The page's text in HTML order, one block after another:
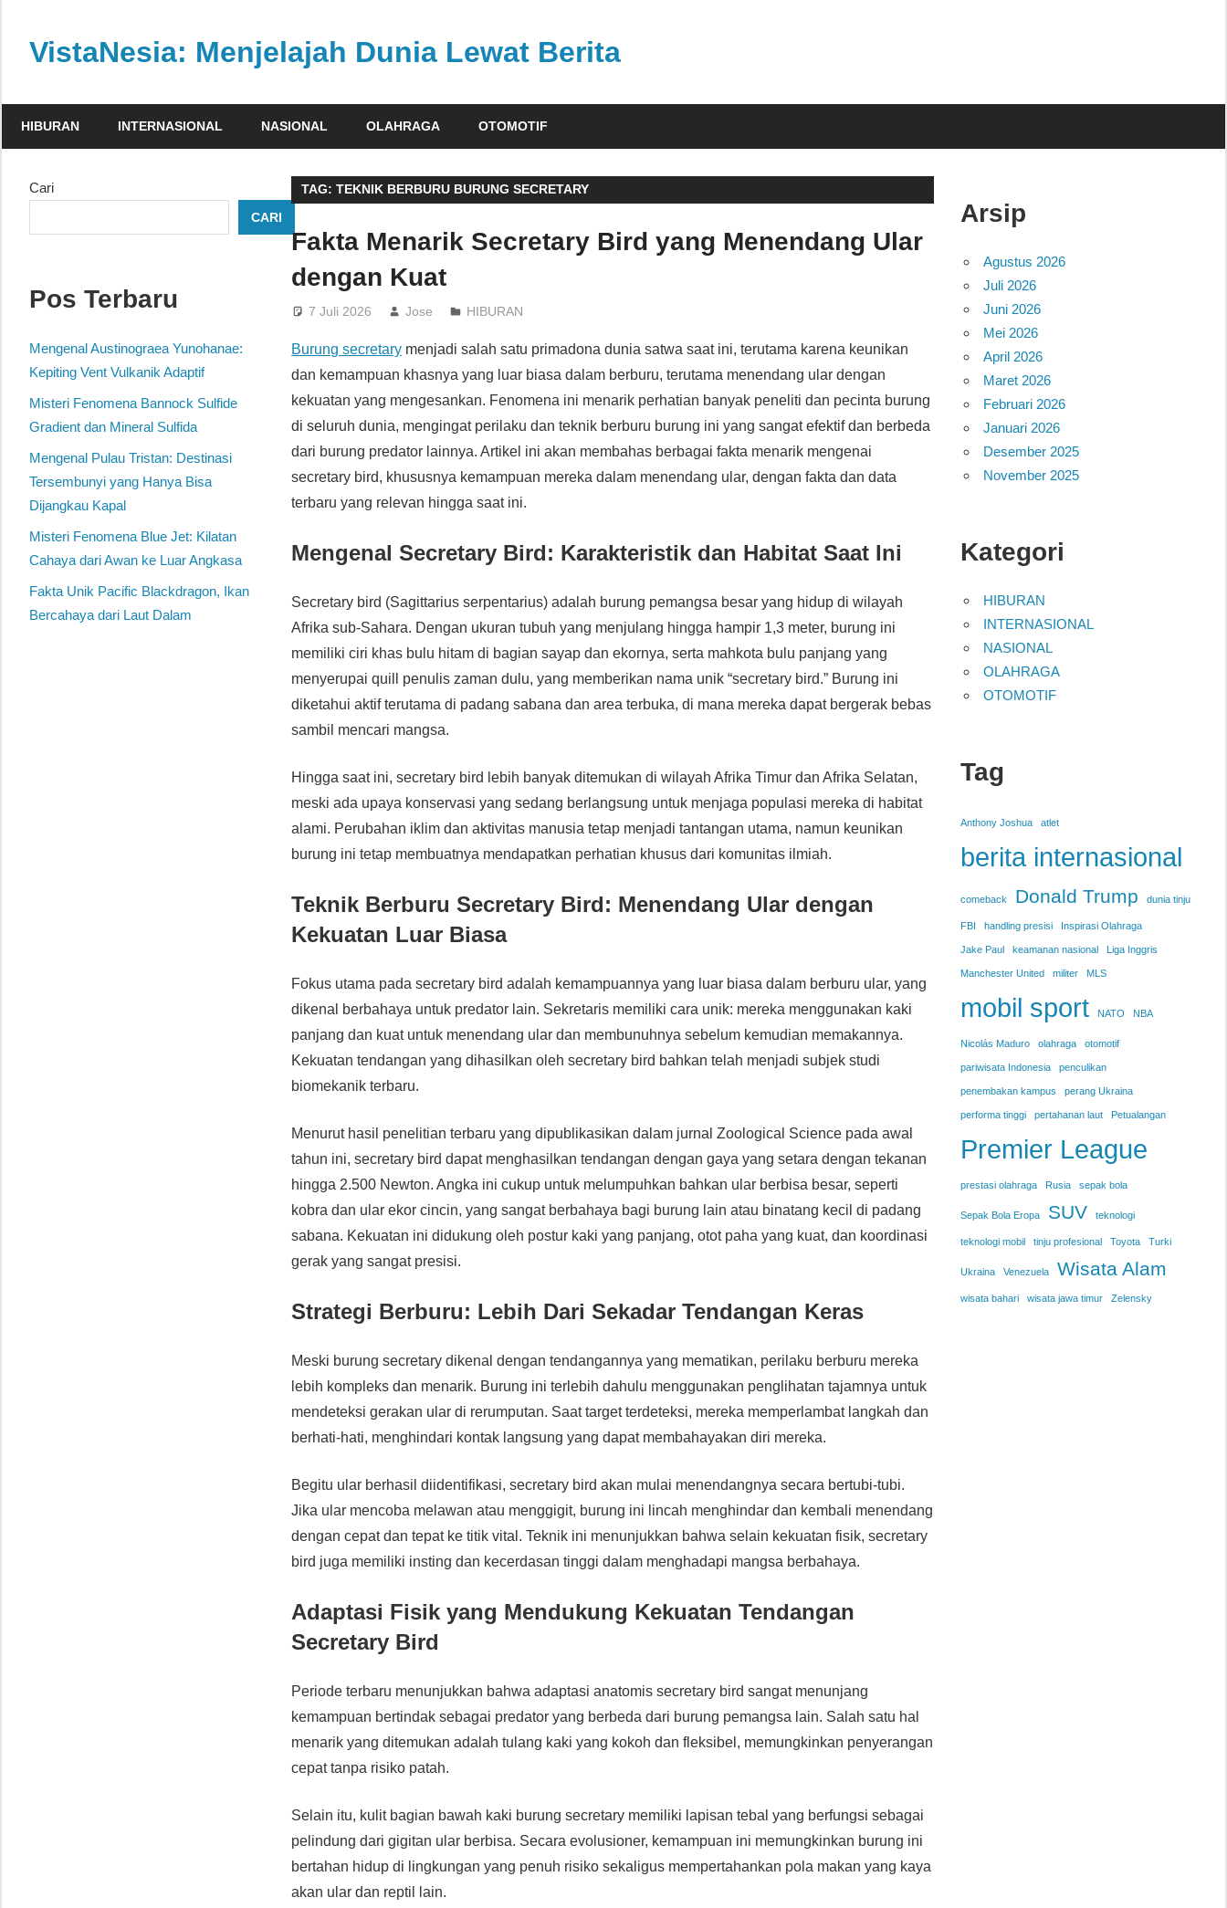
contentVistaNesia: Menjelajah Dunia Lewat Berita
dan
dalam
platform
HIBURAN INTERNASIONAL NASIONAL OLAHRAGA OTOMOTIF
TAG:TEKNIK BERBURU BURUNG SECRETARY
Fakta Menarik Secretary Bird yang Menendang Ular
dengan Kuat
7 Juli 2026 Jose HIBURAN
Burung secretary menjadi salah satu primadona dunia satwa saat ini, terutama karena keunikan
dan kemampuan khasnya yang luar biasa dalam berburu, terutama menendang ular dengan
kekuatan yang mengesankan. Fenomena ini menarik perhatian banyak peneliti dan pecinta burung
di seluruh dunia, mengingat perilaku dan teknik berburu burung ini yang sangat efektif dan berbeda
dari burung predator lainnya. Artikel ini akan membahas berbagai fakta menarik mengenai
secretary bird, khususnya kemampuan mereka dalam menendang ular, dengan fakta dan data
terbaru yang relevan hingga saat ini.
Mengenal Secretary Bird: Karakteristik dan Habitat Saat Ini
Secretary bird (Sagittarius serpentarius) adalah burung pemangsa besar yang hidup di wilayah
Afrika sub-Sahara. Dengan ukuran tubuh yang menjulang hingga hampir 1,3 meter, burung ini
memiliki ciri khas bulu hitam di bagian sayap dan ekornya, serta mahkota bulu panjang yang
menyerupai quill penulis zaman dulu, yang memberikan nama unik “secretary bird.” Burung ini
diketahui aktif terutama di padang sabana dan area terbuka, di mana mereka dapat bergerak bebas
sambil mencari mangsa.
Hingga saat ini, secretary bird lebih banyak ditemukan di wilayah Afrika Timur dan Afrika Selatan,
meski ada upaya konservasi yang sedang berlangsung untuk menjaga populasi mereka di habitat
alami. Perubahan iklim dan aktivitas manusia tetap menjadi tantangan utama, namun keunikan
burung ini tetap membuatnya mendapatkan perhatian khusus dari komunitas ilmiah.
Teknik Berburu Secretary Bird: Menendang Ular dengan
Kekuatan Luar Biasa
Fokus utama pada secretary bird adalah kemampuannya yang luar biasa dalam berburu ular, yang
dikenal berbahaya untuk predator lain. Sekretaris memiliki cara unik: mereka menggunakan kaki
panjang dan kuat untuk menendang ular dan membunuhnya sebelum kemudian memakannya.
Kekuatan tendangan yang dihasilkan oleh secretary bird bahkan telah menjadi subjek studi
biomekanik terbaru.
Menurut hasil penelitian terbaru yang dipublikasikan dalam jurnal Zoological Science pada awal
tahun ini, secretary bird dapat menghasilkan tendangan dengan gaya yang setara dengan tekanan
hingga 2.500 Newton. Angka ini cukup untuk melumpuhkan bahkan ular berbisa besar, seperti
kobra dan ular ekor cincin, yang sangat berbahaya bagi burung lain atau binatang kecil di padang
sabana. Kekuatan ini didukung oleh postur kaki yang panjang, otot paha yang kuat, dan koordinasi
gerak yang sangat presisi.
Strategi Berburu: Lebih Dari Sekadar Tendangan Keras
Meski burung secretary dikenal dengan tendangannya yang mematikan, perilaku berburu mereka
lebih kompleks dan menarik. Burung ini terlebih dahulu menggunakan penglihatan tajamnya untuk
mendeteksi gerakan ular di rerumputan. Saat target terdeteksi, mereka memperlambat langkah dan
berhati-hati, menghindari kontak langsung yang dapat membahayakan diri mereka.
Begitu ular berhasil diidentifikasi, secretary bird akan mulai menendangnya secara bertubi-tubi.
Jika ular mencoba melawan atau menggigit, burung ini lincah menghindar dan kembali menendang
dengan cepat dan tepat ke titik vital. Teknik ini menunjukkan bahwa selain kekuatan fisik, secretary
bird juga memiliki insting dan kecerdasan tinggi dalam menghadapi mangsa berbahaya.
Adaptasi Fisik yang Mendukung Kekuatan Tendangan
Secretary Bird
Periode terbaru menunjukkan bahwa adaptasi anatomis secretary bird sangat menunjang
kemampuan bertindak sebagai predator yang berbeda dari burung pemangsa lain. Salah satu hal
menarik yang ditemukan adalah tulang kaki yang kokoh dan fleksibel, memungkinkan penyerangan
cepat tanpa risiko patah.
Selain itu, kulit bagian bawah kaki burung secretary memiliki lapisan tebal yang berfungsi sebagai
pelindung dari gigitan ular berbisa. Secara evolusioner, kemampuan ini memungkinkan burung ini
bertahan hidup di lingkungan yang penuh risiko sekaligus mempertahankan pola makan yang kaya
akan ular dan reptil lain.
Cari
CARI
Pos Terbaru
Mengenal Austinograea Yunohanae:
Kepiting Vent Vulkanik Adaptif
Misteri Fenomena Bannock Sulfide
Gradient dan Mineral Sulfida
Mengenal Pulau Tristan: Destinasi
Tersembunyi yang Hanya Bisa
Dijangkau Kapal
Misteri Fenomena Blue Jet: Kilatan
Cahaya dari Awan ke Luar Angkasa
Fakta Unik Pacific Blackdragon, Ikan
Bercahaya dari Laut Dalam
Arsip
Agustus 2026
Juli 2026
Juni 2026
Mei 2026
April 2026
Maret 2026
Februari 2026
Januari 2026
Desember 2025
November 2025
Kategori
HIBURAN
INTERNASIONAL
NASIONAL
OLAHRAGA
OTOMOTIF
Tag
Anthony Joshua atlet
berita internasional
comeback Donald Trump dunia tinju
FBI handling presisi Inspirasi Olahraga
Jake Paul keamanan nasional Liga Inggris
Manchester United militer MLS
mobil sport NATO NBA
Nicolás Maduro olahraga otomotif
pariwisata Indonesia penculikan
penembakan kampus perang Ukraina
performa tinggi pertahanan laut Petualangan
Premier League
prestasi olahraga Rusia sepak bola
Sepak Bola Eropa SUV teknologi
teknologi mobil tinju profesional Toyota Turki
Ukraina Venezuela Wisata Alam
wisata bahari wisata jawa timur Zelensky